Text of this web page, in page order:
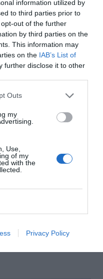
information utilized by
to third parties prior to
out of the further
by third parties on the
This information may
on the IAB’s List of
further disclose it to other
Outs
my
Use,
of my
with the
Privacy Policy